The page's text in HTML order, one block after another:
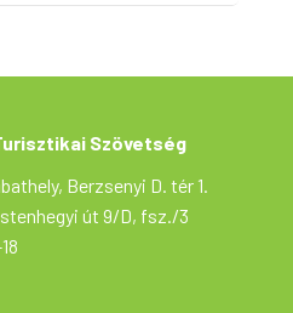
Szövetség
Berzsenyi D. tér 1.
út 9/D, fsz./3